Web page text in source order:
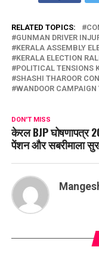
RELATED TOPICS:
GUNMAN DRIVER
KERALA ASSEMBLY
KERALA ELECTION
POLITICAL TENSIONS
SHASHI THAROOR
WANDOOR CAMPAIGN
DON'T MISS
केरल BJP घोषणापत्र
पेंशन और सबरीमाला